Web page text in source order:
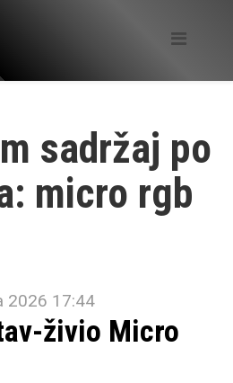
sadržaj po
micro rgb
2026 17:44
živio Micro